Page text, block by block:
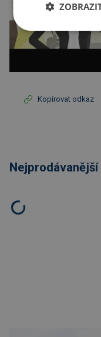
Kopírovat odkaz
Nejprodávanější